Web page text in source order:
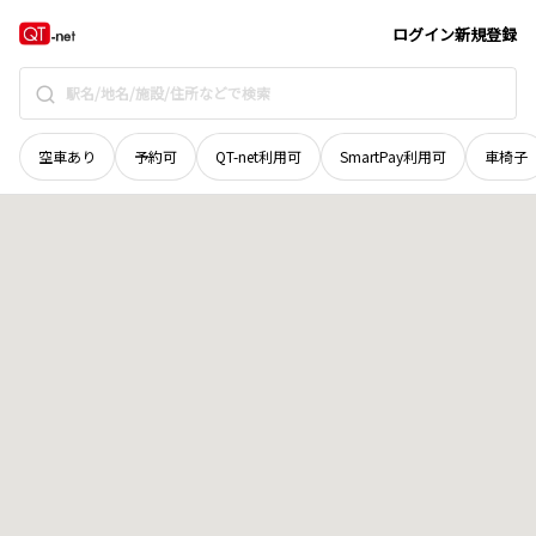
ログイン新規登録
空車あり 予約可 QT-net利用可 SmartPay利用可 車椅子
秋田県